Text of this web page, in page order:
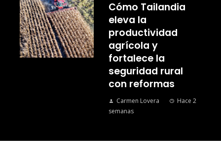
Cómo Tailandia
eleva la
productividad
agrícola y
fortalece la
seguridad rural
con reformas
Carmen Lovera
Hace 2
semanas